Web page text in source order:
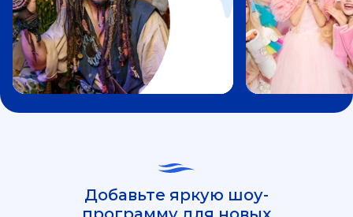
Добавьте яркую шоу-